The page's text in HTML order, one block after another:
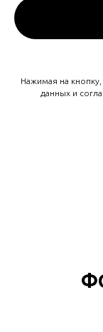
Нажимая на
данных и